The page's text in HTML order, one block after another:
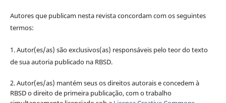
Autores que publicam nesta revista concordam com os seguintes
termos:
1. Autor(es/as) são exclusivos(as) responsáveis pelo teor do texto
de sua autoria publicado na RBSD.
2. Autor(es/as) mantém seus os direitos autorais e concedem à
RBSD o direito de primeira publicação, com o trabalho